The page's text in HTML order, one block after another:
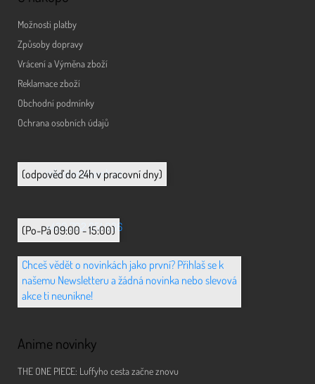
Možnosti platby
Způsoby dopravy
Vrácení a Výměna zboží
Reklamace zboží
Obchodní podmínky
Ochrana osobních údajů
info@animerch.cz
(odpověď do 24h v pracovní dny)
+420 702 851 036
(Po-Pá 09:00 - 15:00)
Chceš vědět o novinkách jako první? Přihlaš se k
našemu Newsletteru a žádná novinka nebo slevová
akce ti neunikne!
Anime novinky
THE ONE PIECE: Luffyho cesta začne znovu